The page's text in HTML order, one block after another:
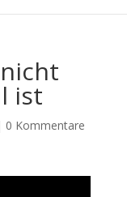
ist
0 Kommentare